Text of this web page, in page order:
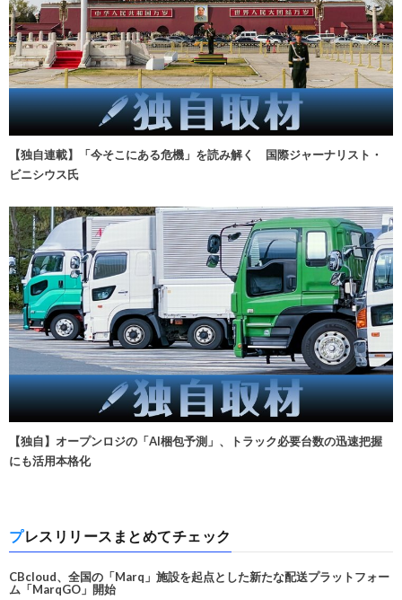
【独自連載】「今そこにある危機」を読み解く 国際ジャーナリスト・
ビニシウス氏
【独自】オープンロジの「AI梱包予測」、トラック必要台数の迅速把握
にも活用本格化
プレスリリースまとめてチェック
CBcloud、全国の「Marq」施設を起点とした新たな配送プラットフォー
ム「MarqGO」開始